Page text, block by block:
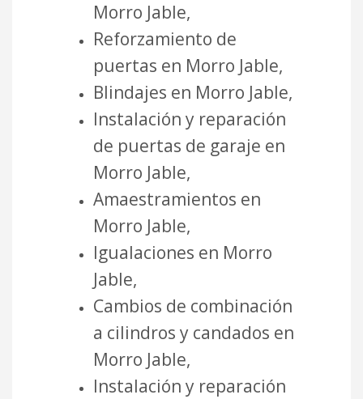
Morro Jable,
Reforzamiento de
puertas en Morro Jable,
Blindajes en Morro Jable,
Instalación y reparación
de puertas de garaje en
Morro Jable,
Amaestramientos en
Morro Jable,
Igualaciones en Morro
Jable,
Cambios de combinación
a cilindros y candados en
Morro Jable,
Instalación y reparación